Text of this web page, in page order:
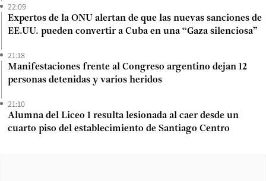
22:09
Expertos de la ONU alertan de que las nuevas sanciones de
EE.UU. pueden convertir a Cuba en una “Gaza silenciosa”
21:18
Manifestaciones frente al Congreso argentino dejan 12
personas detenidas y varios heridos
21:10
Alumna del Liceo 1 resulta lesionada al caer desde un
cuarto piso del establecimiento de Santiago Centro